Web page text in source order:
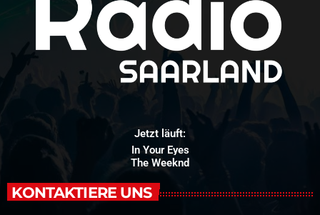
Jetzt läuft:
In Your Eyes
The Weeknd
KONTAKTIERE UNS